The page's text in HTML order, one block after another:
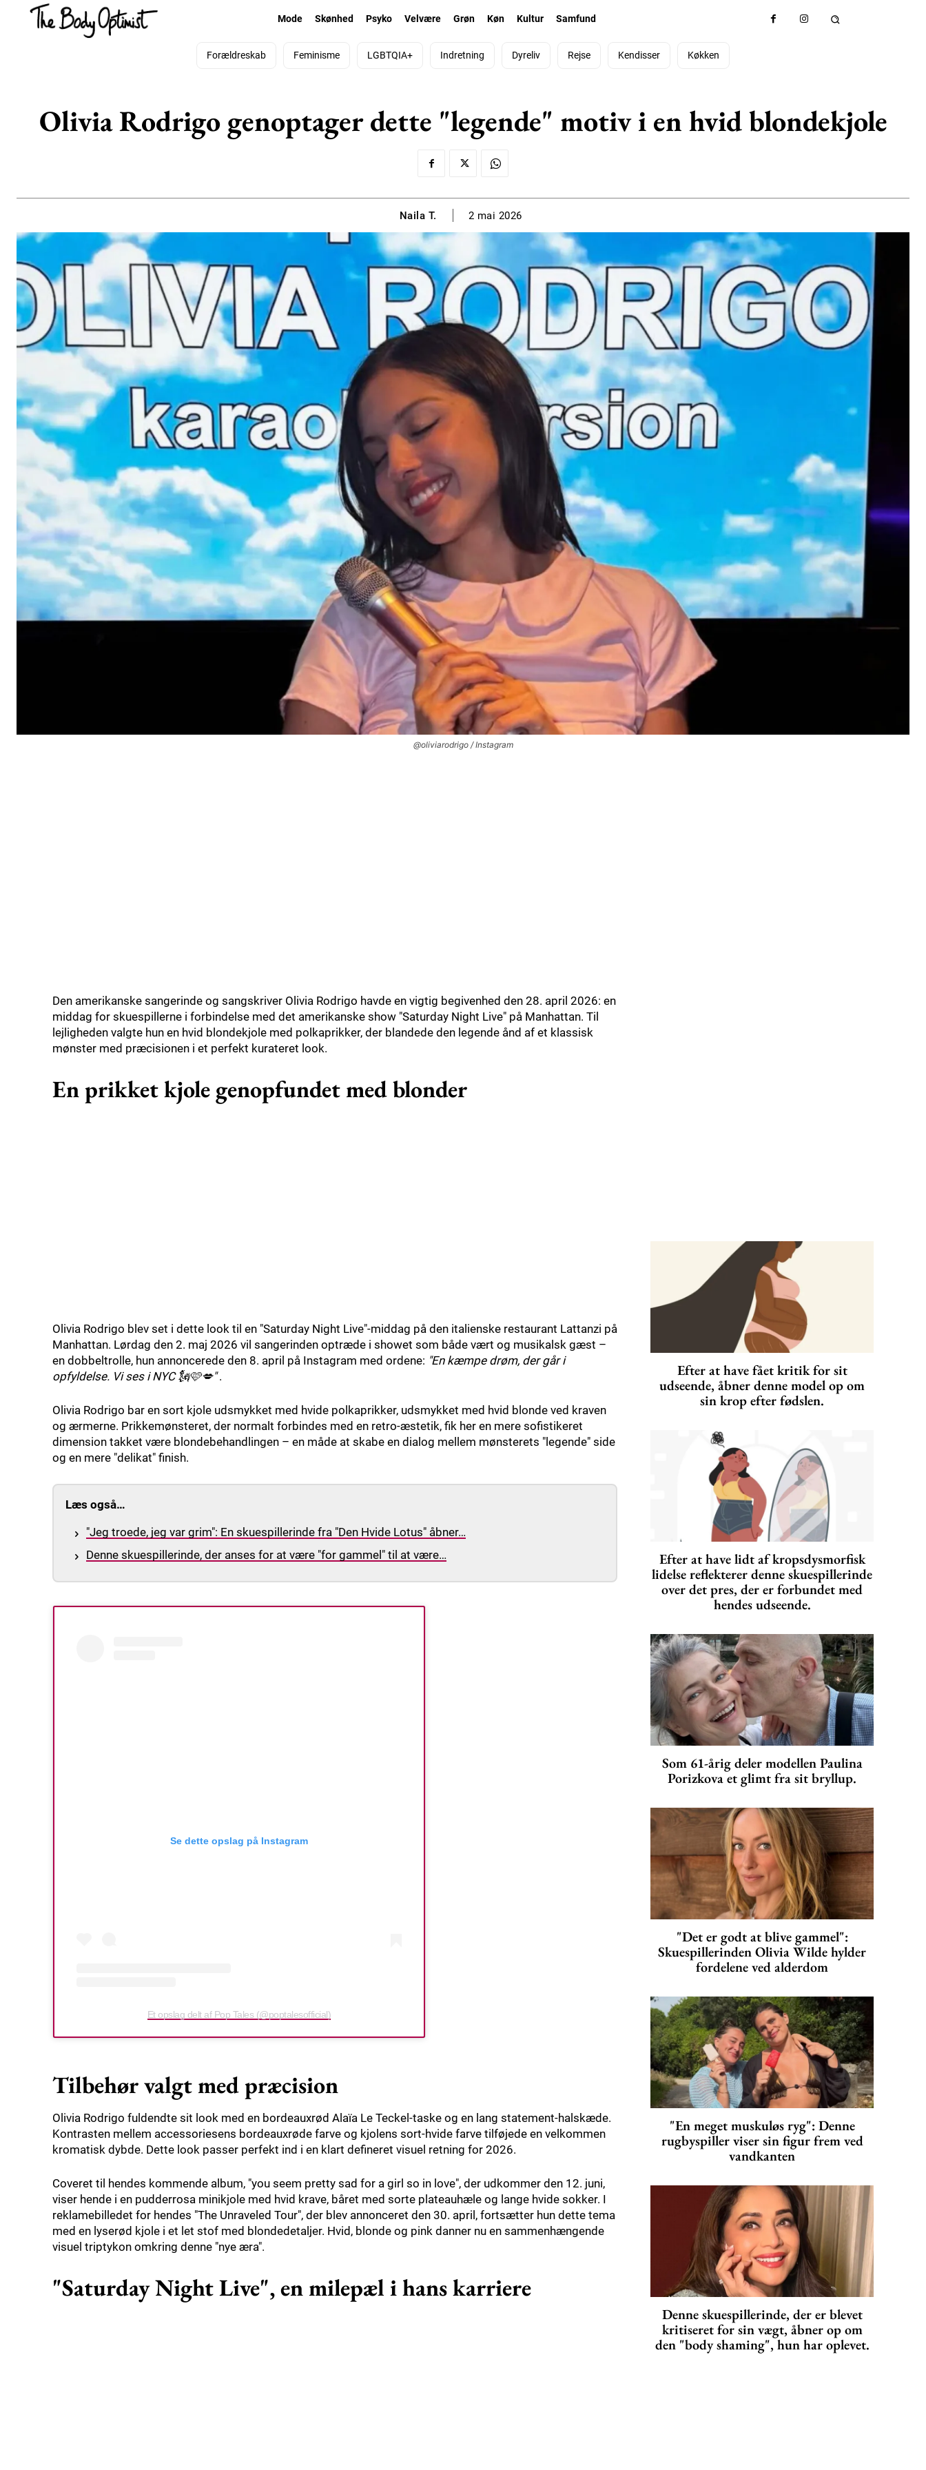
Mode Skønhed Psyko Velvære Grøn Køn Kultur Samfund
Forældreskab Feminisme LGBTQIA+ Indretning Dyreliv Rejse Kendisser Køkken
Olivia Rodrigo genoptager dette "legende" motiv i en hvid blondekjole
Naila T. 2 mai 2026
@oliviarodrigo / Instagram
Den amerikanske sangerinde og sangskriver Olivia Rodrigo havde en vigtig begivenhed den 28. april 2026: en
middag for skuespillerne i forbindelse med det amerikanske show "Saturday Night Live" på Manhattan. Til
lejligheden valgte hun en hvid blondekjole med polkaprikker, der blandede den legende ånd af et klassisk
mønster med præcisionen i et perfekt kurateret look.
En prikket kjole genopfundet med blonder
Olivia Rodrigo blev set i dette look til en "Saturday Night Live"-middag på den italienske restaurant Lattanzi på
Manhattan. Lørdag den 2. maj 2026 vil sangerinden optræde i showet som både vært og musikalsk gæst –
en dobbeltrolle, hun annoncerede den 8. april på Instagram med ordene: "En kæmpe drøm, der går i
opfyldelse. Vi ses i NYC 🗽🩷💋".
Olivia Rodrigo bar en sort kjole udsmykket med hvide polkaprikker, udsmykket med hvid blonde ved kraven
og ærmerne. Prikkemønsteret, der normalt forbindes med en retro-æstetik, fik her en mere sofistikeret
dimension takket være blondebehandlingen – en måde at skabe en dialog mellem mønsterets "legende" side
og en mere "delikat" finish.
Læs også…
"Jeg troede, jeg var grim": En skuespillerinde fra "Den Hvide Lotus" åbner…
Denne skuespillerinde, der anses for at være "for gammel" til at være…
Se dette opslag på Instagram
Et opslag delt af Pop Tales (@poptalesofficial)
Tilbehør valgt med præcision
Olivia Rodrigo fuldendte sit look med en bordeauxrød Alaïa Le Teckel-taske og en lang statement-halskæde.
Kontrasten mellem accessoriesens bordeauxrøde farve og kjolens sort-hvide farve tilføjede en velkommen
kromatisk dybde. Dette look passer perfekt ind i en klart defineret visuel retning for 2026.
Coveret til hendes kommende album, "you seem pretty sad for a girl so in love", der udkommer den 12. juni,
viser hende i en pudderrosa minikjole med hvid krave, båret med sorte plateauhæle og lange hvide sokker. I
reklamebilledet for hendes "The Unraveled Tour", der blev annonceret den 30. april, fortsætter hun dette tema
med en lyserød kjole i et let stof med blondedetaljer. Hvid, blonde og pink danner nu en sammenhængende
visuel triptykon omkring denne "nye æra".
"Saturday Night Live", en milepæl i hans karriere
Efter at have fået kritik for sit
udseende, åbner denne model op om
sin krop efter fødslen.
Efter at have lidt af kropsdysmorfisk
lidelse reflekterer denne skuespillerinde
over det pres, der er forbundet med
hendes udseende.
Som 61-årig deler modellen Paulina
Porizkova et glimt fra sit bryllup.
"Det er godt at blive gammel":
Skuespillerinden Olivia Wilde hylder
fordelene ved alderdom
"En meget muskuløs ryg": Denne
rugbyspiller viser sin figur frem ved
vandkanten
Denne skuespillerinde, der er blevet
kritiseret for sin vægt, åbner op om
den "body shaming", hun har oplevet.